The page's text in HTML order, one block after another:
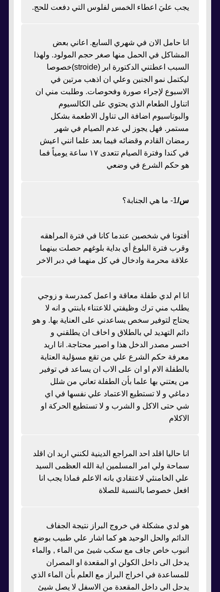
يجب عليَ اعطاء الخمس لفلوس التي دفعت للحج.
انا حامل الان في شهري السابع. اعاني بعض
المشاكل في الحمل منها صغر حجم المولود. ولهذا
السبب اعطتني الدكتورة ابر (stroide)خصوصا
ليكتمل نمو الجنين وعلي ان اذهب مرتين في
الاسبوع لإجراء صورة وفحوصات. وطلبت مني ان
اتناول الطعام الذي يحتوي على الكالسيوم
والبوتاسيوم اضافة الى تناول الاطعمة بشكل
مستمر. فهل يجوز لي عدم الصيام في شهر
رمضان القادم وقضائه فيما بعد علما انني اعيش
في كندا وفترة الصيام تتعدى ١٧ ساعة يومياً فما
هو حكم الشرع في وضعي
س/1- ما هي الجنابة؟
أفتونا في شخصين عندما كانا في فترة المراهقه
وقرب فترة البلوغ أي بداية بلوغهم حصلت بينهما
علاقة محرمة وادخال في كل منهما في دبر الاخر
انا ام لدي طفلة معاقة و اعمل كمدرسة و زوجي
يطلب مني ترك وظيفتي للاعتناء بابنتي و انه لا
يحتاج لتوفير سخص يساعدني على العناية بها. و هو
دائم التهديد لي بالطلاق و اخاف ان يطلقني و
اخسر مصدر الدخل هذا و اصير محتاجة. انا اريد
معرفة حكم الشرع علي من تقع مسؤلية العتاية
بالطفلة الام او ان على الاب ان يساعد في توفير
من يعتني بها علما بأن الطفلة تعاني من شلل
دماغي و لا تستطيع الاعتماد علي نفسها في اي
شي حتى الاكل و الشرب و لا تستطيع الحركة او
الاكلام
انا حاليا اقلد احد المراجع الدينية لكنني اريد ان اقلد
سماحة ولي امر المسلمين اية الله العظمى السيد
علي الخامنئي لاعتقادي بانه الاعلم فماذا يجب انا
افعل خصوصا بالنسبة للصلاة
هو لدي مشكلة في خروج البراز نتيجة الجفاف
الدائم والحل الوحيد هو كما اشار علي طبيب بوضع
انبوب خاص جاف مع سكب شيئ من الماء , والماء
يدخل الى داخل الكولن او المقعدة او المصران
للمساعدة في اخراج البراز مع العلم بأن الماء الذي
يدحل الى داخل المقعدة من الاسفل لا يصل شيئ